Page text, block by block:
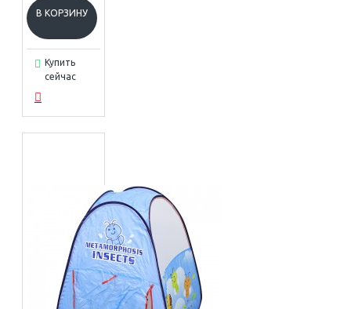
В КОРЗИНУ
Купить
сейчас